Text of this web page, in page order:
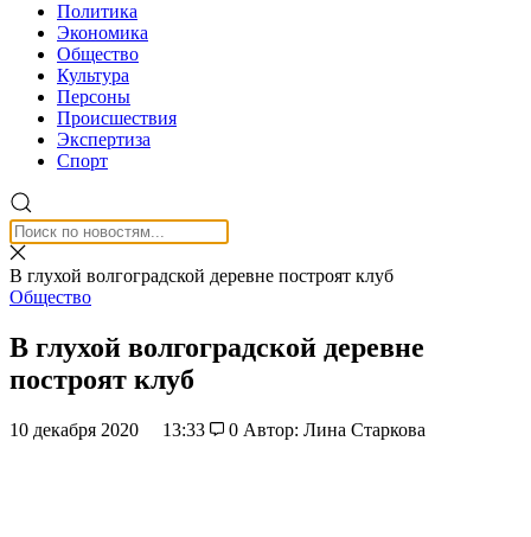
Политика
Экономика
Общество
Культура
Персоны
Происшествия
Экспертиза
Спорт
В глухой волгоградской деревне построят клуб
Общество
В глухой волгоградской деревне
построят клуб
10 декабря 2020 13:33 0 Автор: Лина Старкова